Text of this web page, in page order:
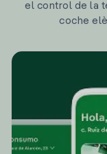
el control de la
coche